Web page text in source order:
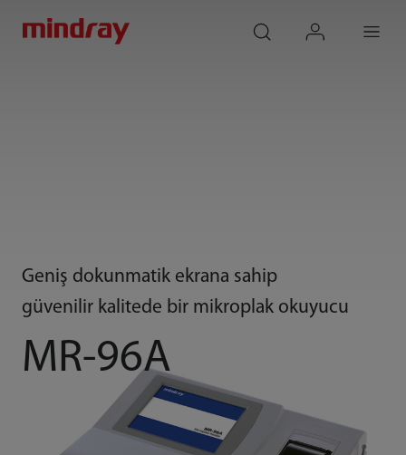
Geniş dokunmatik ekrana sahip
güvenilir kalitede bir mikroplak okuyucu
MR-96A